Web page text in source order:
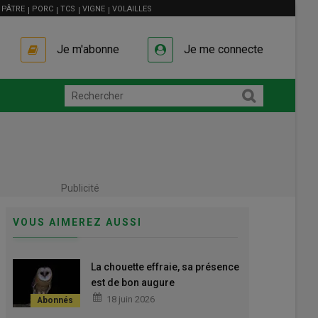
PÂTRE PORC TCS VIGNE VOLAILLES
Je m'abonne Je me connecte
Publicité
VOUS AIMEREZ AUSSI
La chouette effraie, sa présence
est de bon augure
18 juin 2026